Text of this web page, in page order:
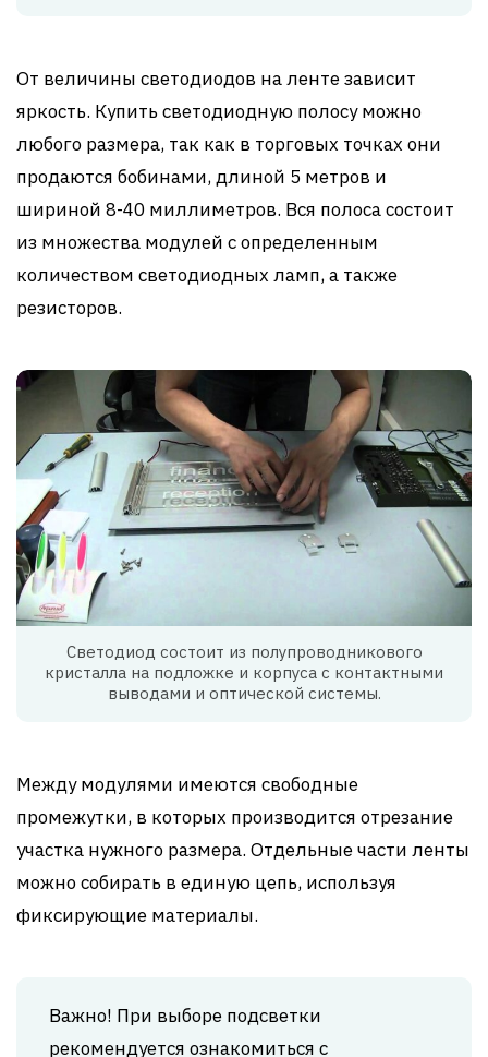
От величины светодиодов на ленте зависит
яркость. Купить светодиодную полосу можно
любого размера, так как в торговых точках они
продаются бобинами, длиной 5 метров и
шириной 8-40 миллиметров. Вся полоса состоит
из множества модулей с определенным
количеством светодиодных ламп, а также
резисторов.
Светодиод состоит из полупроводникового
кристалла на подложке и корпуса с контактными
выводами и оптической системы.
Между модулями имеются свободные
промежутки, в которых производится отрезание
участка нужного размера. Отдельные части ленты
можно собирать в единую цепь, используя
фиксирующие материалы.
Важно! При выборе подсветки
рекомендуется ознакомиться с